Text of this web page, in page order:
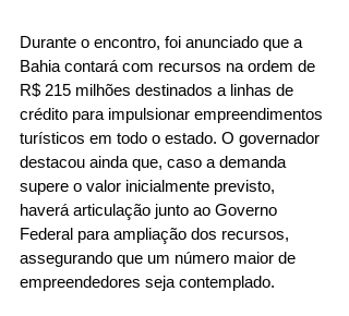
Durante o encontro, foi anunciado que a
Bahia contará com recursos na ordem de
R$ 215 milhões destinados a linhas de
crédito para impulsionar empreendimentos
turísticos em todo o estado. O governador
destacou ainda que, caso a demanda
supere o valor inicialmente previsto,
haverá articulação junto ao Governo
Federal para ampliação dos recursos,
assegurando que um número maior de
empreendedores seja contemplado.